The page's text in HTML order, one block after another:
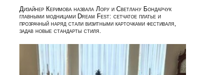
Дизайнер Керимова назвала Лору и Светлану Бондарчук
главными модницами Dream Fest: сетчатое платье и
прозрачный наряд стали визитными карточками фестиваля,
задав новые стандарты стиля.